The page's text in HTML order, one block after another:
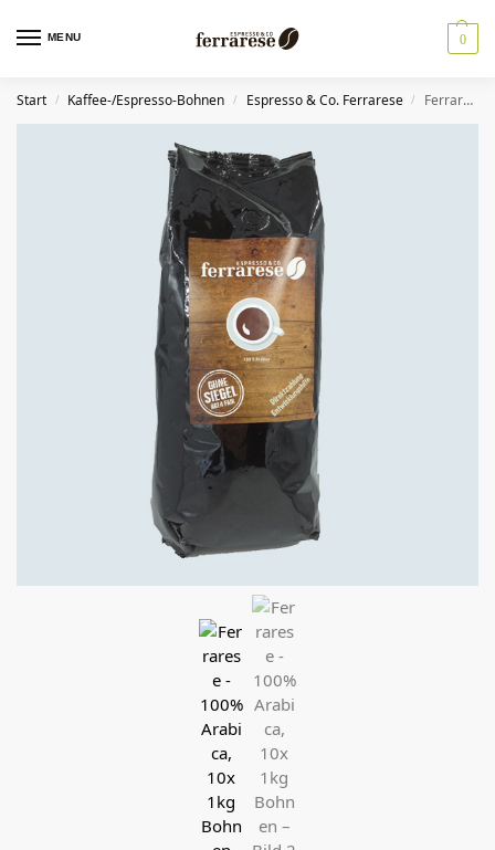
MENU 0
Start / Kaffee-/Espresso-Bohnen / Espresso & Co. Ferrarese / Ferrarese – 100% Arabica, 10x 1kg Bohnen